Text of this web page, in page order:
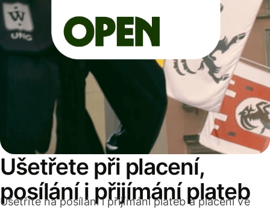
Ušetřete při placení,
posílání i přijímání plateb
Ušetříte na posílání i přijímání plateb a placení ve